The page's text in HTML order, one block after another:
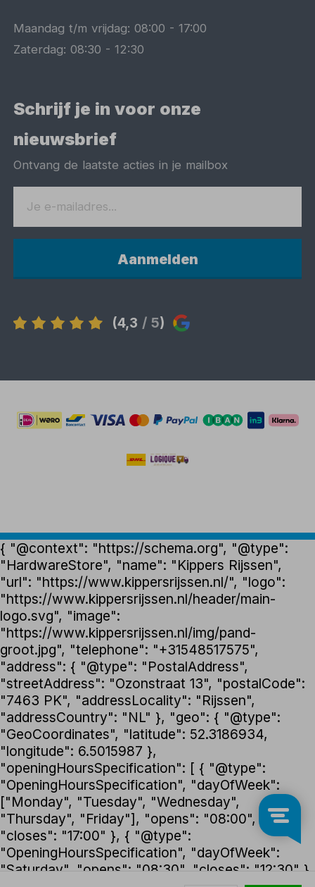
Maandag t/m vrijdag:08:00 -17:00
Zaterdag:08:30 -12:30
Schrijf je in voor onze
nieuwsbrief
Ontvang de laatste acties in je mailbox
Aanmelden
(4,3 / 5)
{ "@context": "https://schema.org", "@type":
"HardwareStore", "name": "Kippers Rijssen",
"url": "https://www.kippersrijssen.nl/", "logo":
"https://www.kippersrijssen.nl/header/main-
logo.svg", "image":
"https://www.kippersrijssen.nl/img/pand-
groot.jpg", "telephone": "+31548517575",
"address": { "@type": "PostalAddress",
"streetAddress": "Ozonstraat 13", "postalCode":
"7463 PK", "addressLocality": "Rijssen",
"addressCountry": "NL" }, "geo": { "@type":
"GeoCoordinates", "latitude": 52.3186934,
"longitude": 6.5015987 },
"openingHoursSpecification": [ { "@type":
"OpeningHoursSpecification", "dayOfWeek":
["Monday", "Tuesday", "Wednesday",
"Thursday", "Friday"], "opens": "08:00",
"closes": "17:00" }, { "@type":
"OpeningHoursSpecification", "dayOfWeek":
"Saturday", "opens": "08:30", "closes": "12:30" }